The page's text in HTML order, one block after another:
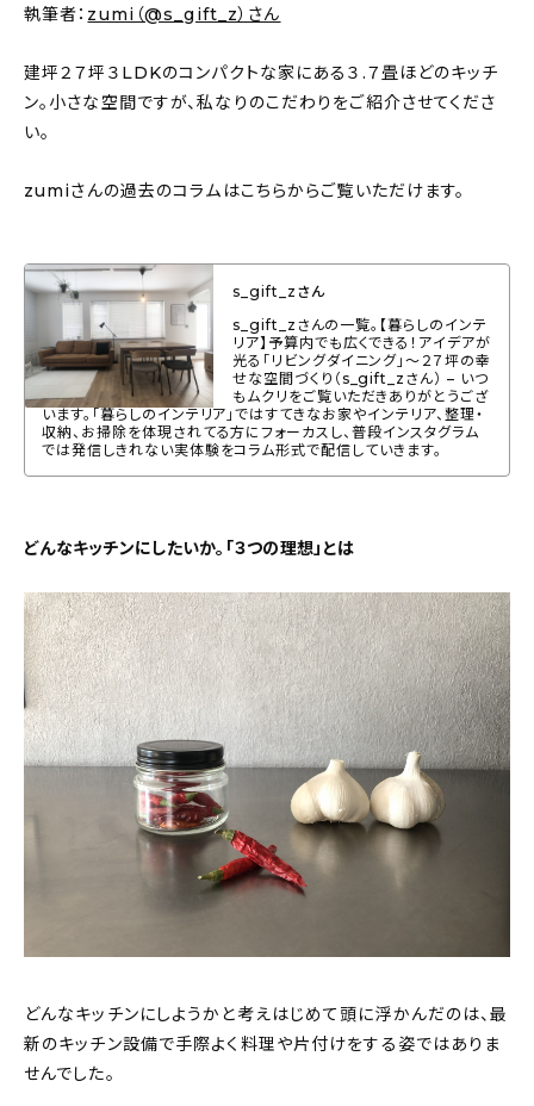
About
執筆者： zumi（@s_gift_z）さん
建坪２７坪３LDKのコンパクトな家にある３.７畳ほどのキッチ
ン。小さな空間ですが、私なりのこだわりをご紹介させてくださ
い。
zumiさんの過去のコラムはこちらからご覧いただけます。
s_gift_zさん
s_gift_zさんの一覧。【暮らしのインテ
リア】予算内でも広くできる！アイデアが
光る「リビングダイニング」〜２７坪の幸
せな空間づくり（s_gift_zさん） – いつ
もムクリをご覧いただきありがとうござ
います。「暮らしのインテリア」ではすてきなお家やインテリア、整理・
収納、お掃除を体現されてる方にフォーカスし、普段インスタグラム
では発信しきれない実体験をコラム形式で配信していきます。
どんなキッチンにしたいか。「３つの理想」とは
どんなキッチンにしようかと考えはじめて頭に浮かんだのは、最
新のキッチン設備で手際よく料理や片付けをする姿ではありま
せんでした。